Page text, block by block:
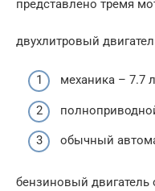
представлено тремя
двухлитровый
механика – 7.7
обычный
бензиновый